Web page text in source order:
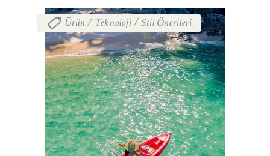
Ürün / Teknoloji / Stil Önerileri